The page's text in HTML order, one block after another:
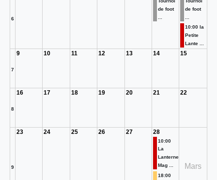
6
de foot
de foot
10:00 la
Petite
Lante ...
7
9 10 11 12 13 14 15
8
16 17 18 19 20 21 22
9
23 24 25 26 27 28
10:00
La
Lanterne
Mag ...
18:00
Mars